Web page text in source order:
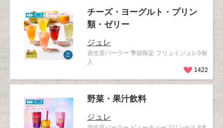
チーズ・ヨーグルト・プリン
類・ゼリー
ジュレ
資生堂パーラー 季節限定 フリュイジュレ5個
入
1422
野菜・果汁飲料
ジュレ